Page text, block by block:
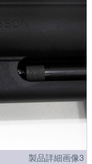
製品詳細画像3